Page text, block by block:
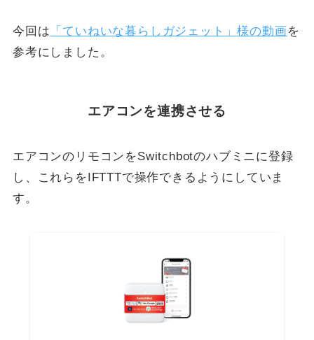
今回は 「ていねいな暮らしガジェット」様の動画を
参考にしました。
エアコンを連携させる
エアコンのリモコンをSwitchbotのハブミニに登録
し、これらをIFTTTで操作できるようにしていま
す。